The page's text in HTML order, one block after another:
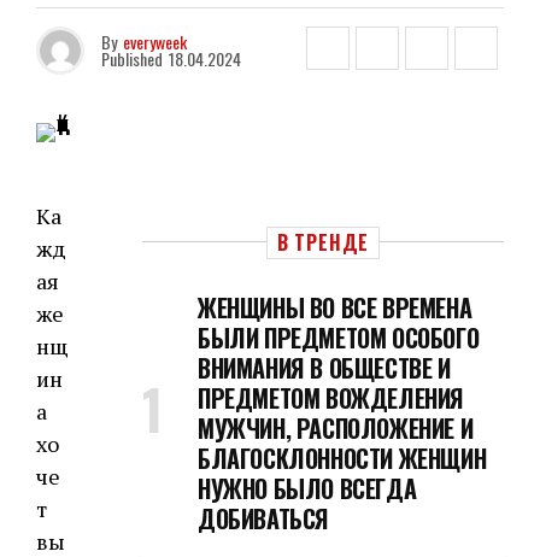
By everyweek
Published 18.04.2024
Ка
жд
ая
же
нщ
ин
а
хо
че
т
вы
В ТРЕНДЕ
ЖЕНЩИНЫ ВО ВСЕ ВРЕМЕНА
БЫЛИ ПРЕДМЕТОМ ОСОБОГО
ВНИМАНИЯ В ОБЩЕСТВЕ И
ПРЕДМЕТОМ ВОЖДЕЛЕНИЯ
МУЖЧИН, РАСПОЛОЖЕНИЕ И
БЛАГОСКЛОННОСТИ ЖЕНЩИН
НУЖНО БЫЛО ВСЕГДА
ДОБИВАТЬСЯ